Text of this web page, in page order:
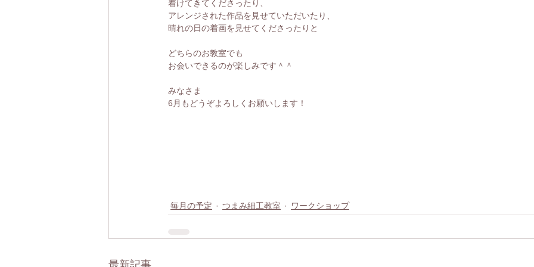
着けてきてくださったり、
アレンジされた作品を見せていただいたり、
晴れの日の着画を見せてくださったりと
どちらのお教室でも
お会いできるのが楽しみです＾＾
みなさま
6月もどうぞよろしくお願いします！
毎月の予定 つまみ細工教室 ワークショップ
最新記事